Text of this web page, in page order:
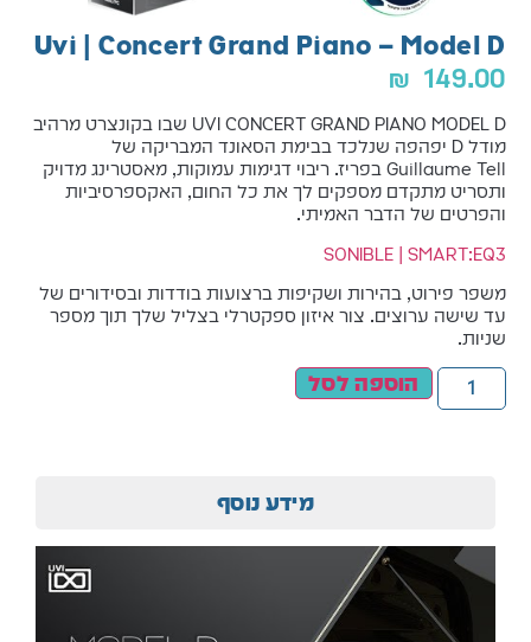
Uvi | Concert Grand Piano – Model D
₪ 149.00
UVI CONCERT GRAND PIANO MODEL D שבו בקונצרט מרהיב
מודל D יפהפה שנלכד בבימת הסאונד המבריקה של
Guillaume Tell בפריז. ריבוי דגימות עמוקות, מאסטרינג מדויק
ותסריט מתקדם מספקים לך את כל החום, האקספרסיביות
והפרטים של הדבר האמיתי.
SONIBLE | SMART:EQ3
משפר פירוט, בהירות ושקיפות ברצועות בודדות ובסידורים של
עד שישה ערוצים. צור איזון ספקטרלי בצליל שלך תוך מספר
שניות.
הוספה לסל
מידע נוסף